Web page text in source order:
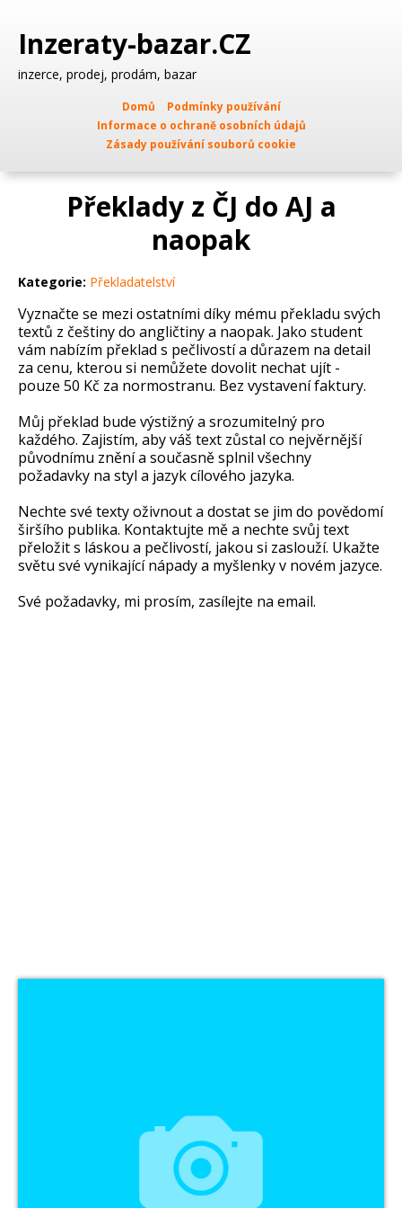
Inzeraty-bazar.CZ
inzerce, prodej, prodám, bazar
Domů
Podmínky používání
Informace o ochraně osobních údajů
Zásady používání souborů cookie
Překlady z ČJ do AJ a
naopak
Kategorie: Překladatelství
Vyznačte se mezi ostatními díky mému překladu svých
textů z češtiny do angličtiny a naopak. Jako student
vám nabízím překlad s pečlivostí a důrazem na detail
za cenu, kterou si nemůžete dovolit nechat ujít -
pouze 50 Kč za normostranu. Bez vystavení faktury.
Můj překlad bude výstižný a srozumitelný pro
každého. Zajistím, aby váš text zůstal co nejvěrnější
původnímu znění a současně splnil všechny
požadavky na styl a jazyk cílového jazyka.
Nechte své texty oživnout a dostat se jim do povědomí
širšího publika. Kontaktujte mě a nechte svůj text
přeložit s láskou a pečlivostí, jakou si zaslouží. Ukažte
světu své vynikající nápady a myšlenky v novém jazyce.
Své požadavky, mi prosím, zasílejte na email.